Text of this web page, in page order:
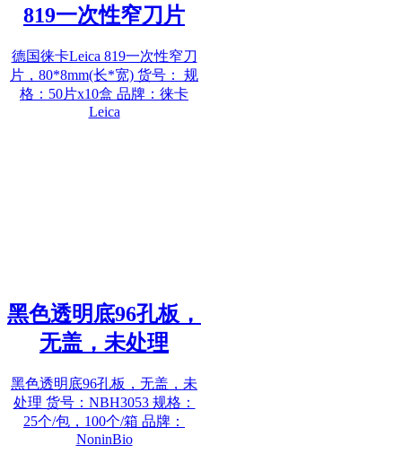
819一次性窄刀片
德国徕卡Leica 819一次性窄刀
片，80*8mm(长*宽) 货号： 规
格：50片x10盒 品牌：徕卡
Leica
黑色透明底96孔板，
无盖，未处理
黑色透明底96孔板，无盖，未
处理 货号：NBH3053 规格：
25个/包，100个/箱 品牌：
NoninBio